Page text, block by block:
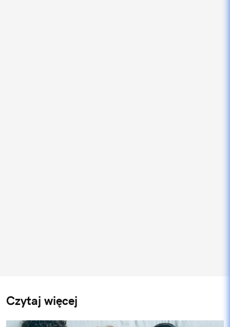
Czytaj więcej